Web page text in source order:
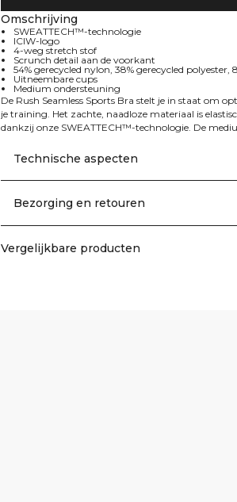
Omschrijving
SWEATTECH™-technologie
ICIW-logo
4-weg stretch stof
Scrunch detail aan de voorkant
54% gerecycled nylon, 38% gerecycled polyester,
Uitneembare cups
Medium ondersteuning
De Rush Seamless Sports Bra stelt je in staat om
je training. Het zachte, naadloze materiaal is
dankzij onze SWEATTECH™-technologie. De
scrunch detail aan de voorkant, de ribgebreide
samen voor een comfortabele en flatterende
technologie, ICIW-logo, 4-way stretch stof,
trainingspartner. 54% gerecycled nylon, 38%
Technische aspecten
Bezorging en retouren
Vergelijkbare producten